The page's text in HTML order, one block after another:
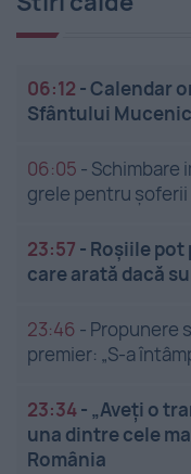
06:12 -Calendar
Sfântului
06:05 - Schimbare
grele pentru șoferii
23:57 - Roșiile pot
care arată dacă
23:46 - Propunere
premier: „S-a
23:34- „Aveți o
una dintre cele
România